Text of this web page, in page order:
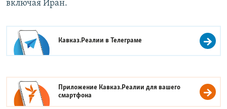
включая Иран.
Кавказ.Реалии вТелеграме
Приложение Кавказ.Реалии для вашего
смартфона